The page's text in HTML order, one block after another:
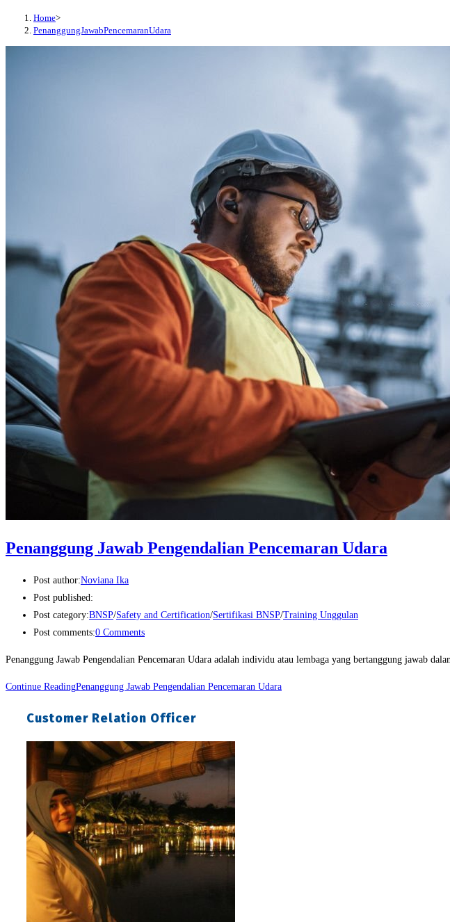
Home>
PenanggungJawabPencemaranUdara
Penanggung Jawab Pengendalian Pencemaran Udara
Post author:Noviana Ika
Post published:
Post category:BNSP/Safety and Certification/Sertifikasi BNSP/Training Unggulan
Post comments:0 Comments
Penanggung Jawab Pengendalian Pencemaran Udara adalah individu atau lembaga yang bertanggung jawab
Continue ReadingPenanggung Jawab Pengendalian Pencemaran Udara
Customer Relation Officer